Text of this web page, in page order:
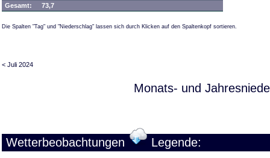
Gesamt:
73,7
Die Spalten "Tag" und "Niederschlag" lassen sich durch Klicken auf den Spaltenkopf sortieren.
< Juli 2024
Monats- und
Wetterbeobachtungen Legende: